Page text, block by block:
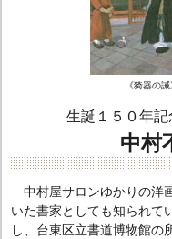
《猗器の
生誕１５０年
中村
中村屋サロンゆかりの洋
いた書家としても知られて
し、台東区立書道博物館の